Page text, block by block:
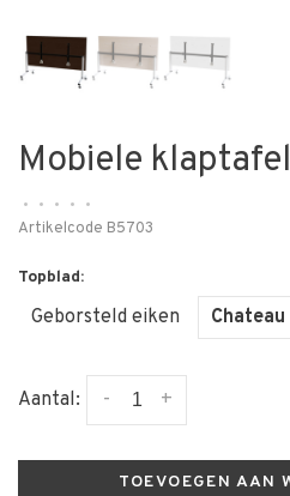
Mobiele klaptafel
• • • •
•
Artikelcode B5703
Topblad:
Geborsteld eiken
Aantal: +
-
TOEVOEGEN AAN